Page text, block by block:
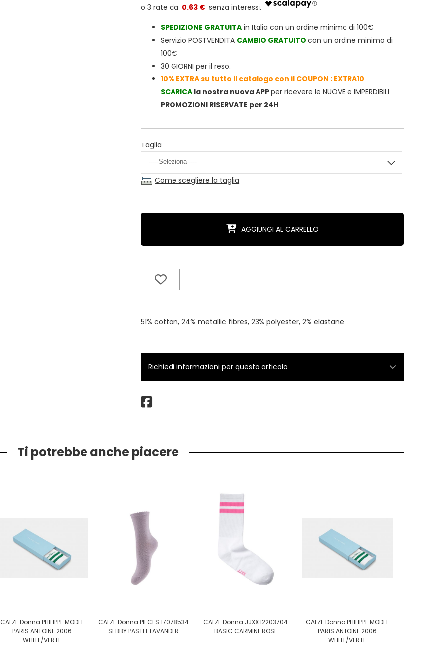
0.63 €
SPEDIZIONE GRATUITA in Italia con un ordine minimo di 100€
Servizio POSTVENDITA CAMBIO GRATUITOcon un ordine minimo di
100€
30 GIORNI per il reso.
10% EXTRA su tutto il catalogo con il COUPON : EXTRA10
SCARICA la nostra nuova APPper ricevere le NUOVE e IMPERDIBILI
PROMOZIONI RISERVATE per 24H
Taglia
Come scegliere la taglia
AGGIUNGI AL CARRELLO
51% cotton, 24% metallic fibres, 23% polyester, 2% elastane
Richiedi informazioni per questo articolo
Ti potrebbe anche piacere
CALZE Donna PHILIPPE MODEL
PARIS ANTOINE 2006
WHITE/VERTE
CALZE Donna PIECES 17078534
SEBBY PASTEL LAVANDER
CALZE Donna JJXX 12203704
BASIC CARMINE ROSE
CALZE Donna PHILIPPE MODEL
PARIS ANTOINE 2006
WHITE/VERTE